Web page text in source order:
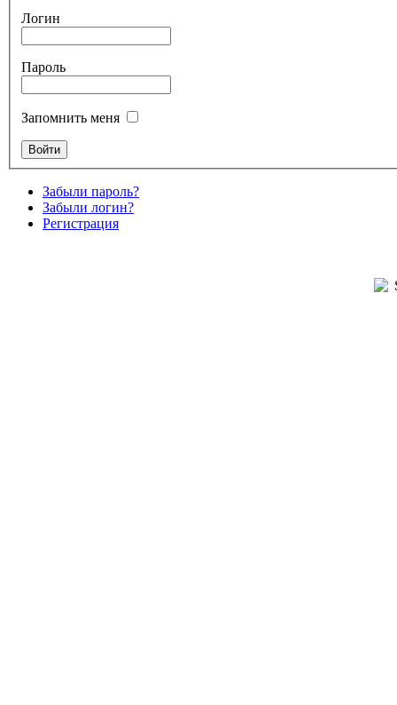
Логин
Пароль
Запомнить меня
Забыли пароль?
Забыли логин?
Регистрация